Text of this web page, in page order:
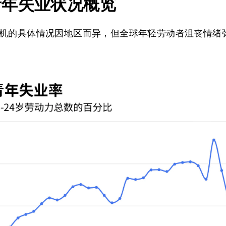
失业状况概览
的具体情况因地区而异，但全球年轻劳动者沮丧情绪